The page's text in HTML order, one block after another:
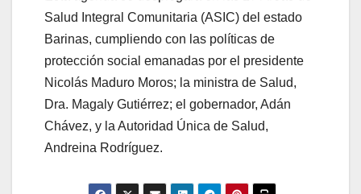
Salud Integral Comunitaria (ASIC) del estado
Barinas, cumpliendo con las políticas de
protección social emanadas por el presidente
Nicolás Maduro Moros; la ministra de Salud,
Dra. Magaly Gutiérrez; el gobernador, Adán
Chávez, y la Autoridad Única de Salud,
Andreina Rodríguez.